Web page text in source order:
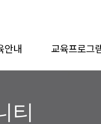
안내 교육프로그
티